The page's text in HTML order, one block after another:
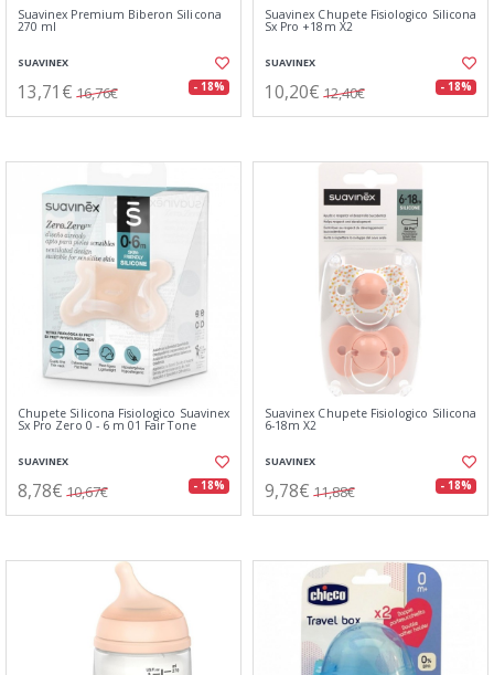
Suavinex Premium Biberon Silicona
270 ml
SUAVINEX
13,71€ 16,76€ - 18%
Suavinex Chupete Fisiologico Silicona
Sx Pro +18m X2
SUAVINEX
10,20€ 12,40€ - 18%
Chupete Silicona Fisiologico Suavinex
Sx Pro Zero 0 - 6 m 01 Fair Tone
SUAVINEX
8,78€ 10,67€ - 18%
Suavinex Chupete Fisiologico Silicona
6-18m X2
SUAVINEX
9,78€ 11,88€ - 18%